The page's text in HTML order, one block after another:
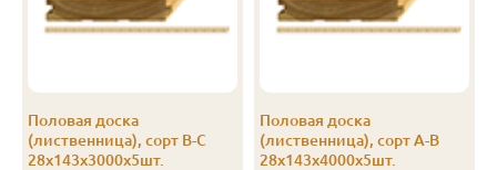
Половая доска
(лиственница), сорт В-С
28х143х3000х5шт.
Половая доска
(лиственница), сорт А-В
28х143х4000х5шт.